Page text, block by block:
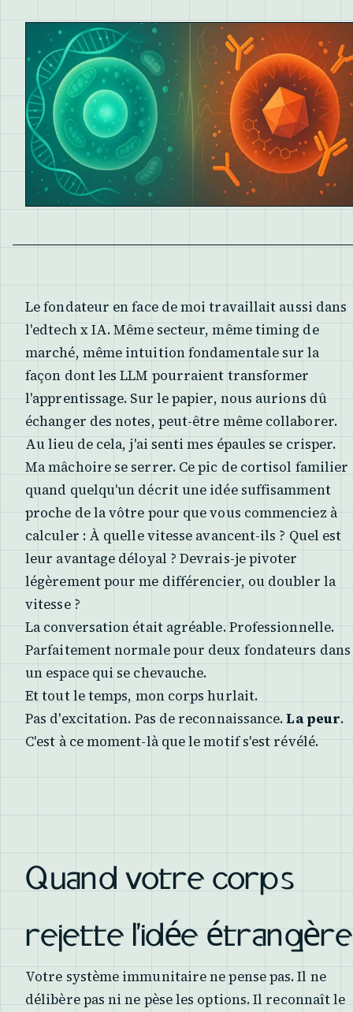
Le fondateur en face de moi travaillait aussi dans
l'edtech x IA. Même secteur, même timing de
marché, même intuition fondamentale sur la
façon dont les LLM pourraient transformer
l'apprentissage. Sur le papier, nous aurions dû
échanger des notes, peut-être même collaborer.
Au lieu de cela, j'ai senti mes épaules se crisper.
Ma mâchoire se serrer. Ce pic de cortisol familier
quand quelqu'un décrit une idée suffisamment
proche de la vôtre pour que vous commenciez à
calculer : À quelle vitesse avancent-ils ? Quel est
leur avantage déloyal ? Devrais-je pivoter
légèrement pour me différencier, ou doubler la
vitesse ?
La conversation était agréable. Professionnelle.
Parfaitement normale pour deux fondateurs dans
un espace qui se chevauche.
Et tout le temps, mon corps hurlait.
Pas d'excitation. Pas de reconnaissance.La peur.
C'est à ce moment-là que le motif s'est révélé.
Quand votre corps
rejette l'idée étrangère
Votre système immunitaire ne pense pas. Il ne
délibère pas ni ne pèse les options. Il reconnaît le